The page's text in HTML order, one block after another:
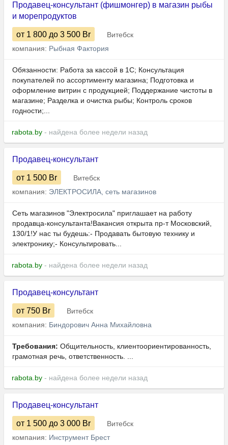
Продавец-консультант (фишмонгер) в магазин рыбы
и морепродуктов
от 1 800 до 3 500 Br
Витебск
компания: Рыбная Фактория
Обязанности: Работа за кассой в 1С; Консультация
покупателей по ассортименту магазина; Подготовка и
оформление витрин с продукцией; Поддержание чистоты в
магазине; Разделка и очистка рыбы; Контроль сроков
годности;...
rabota.by - найдена более недели назад
Продавец-консультант
от 1 500 Br
Витебск
компания: ЭЛЕКТРОСИЛА, сеть магазинов
Сеть магазинов "Электросила" приглашает на работу
продавца-консультанта!Вакансия открыта пр-т Московский,
130/1!У нас ты будешь:- Продавать бытовую технику и
электронику;- Консультировать...
rabota.by - найдена более недели назад
Продавец-консультант
от 750 Br
Витебск
компания: Биндорович Анна Михайловна
Требования: Общительность, клиентоориентированность,
грамотная речь, ответственность. ...
rabota.by - найдена более недели назад
Продавец-консультант
от 1 500 до 3 000 Br
Витебск
компания: Инструмент Брест